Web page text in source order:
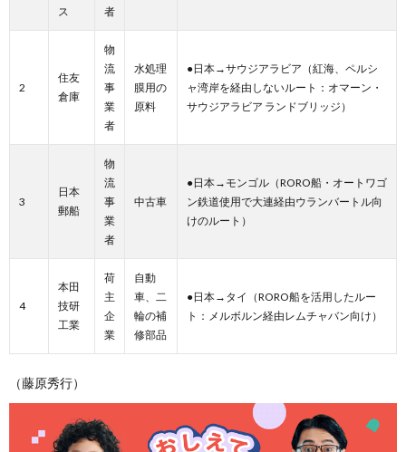
ス
者
2
住友
倉庫
物
流
事
業
者
水処理
膜用の
原料
●日本→サウジアラビア（紅海、ペルシ
ャ湾岸を経由しないルート：オマーン・
サウジアラビア ランドブリッジ）
3
日本
郵船
物
流
事
業
者
中古車
●日本→モンゴル（RORO船・オートワゴ
ン鉄道使用で大連経由ウランバートル向
けのルート）
4
本田
技研
工業
荷
主
企
業
自動
車、二
輪の補
修部品
●日本→タイ（RORO船を活用したルー
ト：メルボルン経由レムチャバン向け）
（藤原秀行）